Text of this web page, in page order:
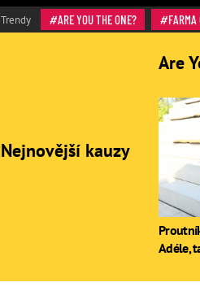
Trendy ARE YOU THE ONE? FARMA
Nejnovější kauzy
Are
Adéle,